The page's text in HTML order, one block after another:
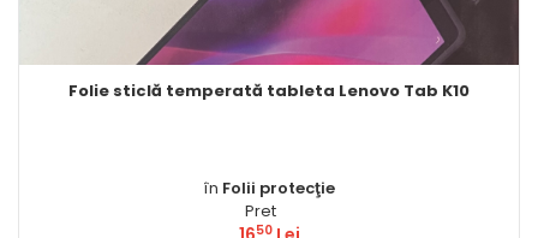
Folie sticlă temperată tableta Lenovo Tab K10
în Folii protecţie
Pret
50